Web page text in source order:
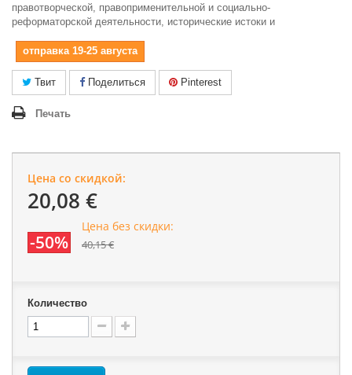
правотворческой, правоприменительной и социально-
реформаторской деятельности, исторические истоки и
отправка 19-25 августа
Твит Поделиться Pinterest
Печать
Цена со скидкой:
20,08 €
-50%
Цена без скидки:
40,15 €
Количество